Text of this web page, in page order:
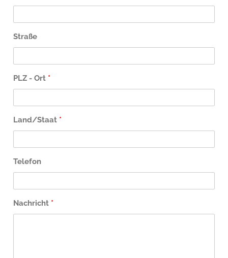
Straße
PLZ - Ort *
Land/Staat *
Telefon
Nachricht *